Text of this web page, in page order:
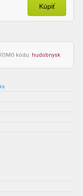
Kúpiť
kódu: hudobnysk